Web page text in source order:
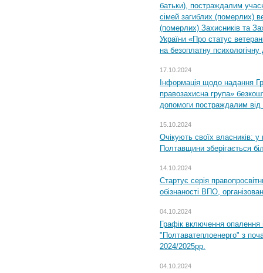
батьки), постраждалим
сімей загиблих (померлих)
(померлих) Захисників та
України «Про статус
на безоплатну психологічну
17.10.2024
Інформація щодо надання
правозахисна група»
допомоги постраждалим від
15.10.2024
Очікують своїх власників: у
Полтавщини зберігається
14.10.2024
Стартує серія
обізнаності ВПО,
04.10.2024
Графік включення
"Полтаватеплоенерго" з
2024/2025рр.
04.10.2024